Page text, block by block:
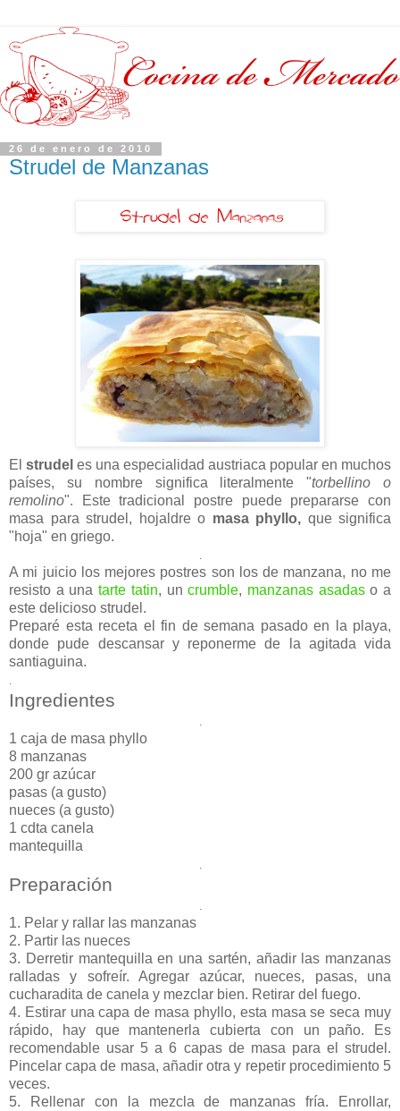
26 de enero de 2010
Strudel de Manzanas
El strudel es una especialidad austriaca popular en muchos
países, su nombre significa literalmente "torbellino o
remolino". Este tradicional postre puede prepararse con
masa para strudel, hojaldre o masa phyllo, que significa
"hoja" en griego.
.
A mi juicio los mejores postres son los de manzana, no me
resisto a unatarte tatin, uncrumble, manzanas asadaso a
este delicioso strudel.
Preparé esta receta el fin de semana pasado en la playa,
donde pude descansar y reponerme de la agitada vida
santiaguina.
.
Ingredientes
.
1 caja de masa phyllo
8 manzanas
200 gr azúcar
pasas (a gusto)
nueces (a gusto)
1 cdta canela
mantequilla
.
Preparación
.
1. Pelar y rallar las manzanas
2. Partir las nueces
3. Derretir mantequilla en una sartén, añadir las manzanas
ralladas y sofreír. Agregar azúcar, nueces, pasas, una
cucharadita de canela y mezclar bien. Retirar del fuego.
4. Estirar una capa de masa phyllo, esta masa se seca muy
rápido, hay que mantenerla cubierta con un paño. Es
recomendable usar 5 a 6 capas de masa para el strudel.
Pincelar capa de masa, añadir otra y repetir procedimiento 5
veces.
5. Rellenar con la mezcla de manzanas fría. Enrollar,